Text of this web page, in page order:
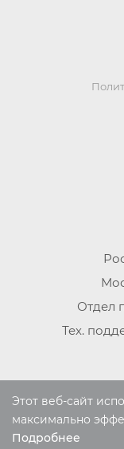
Отдел
Тех.
2022-2026
Авторские
материалов
Этот веб-сайт
максимально
Подробнее